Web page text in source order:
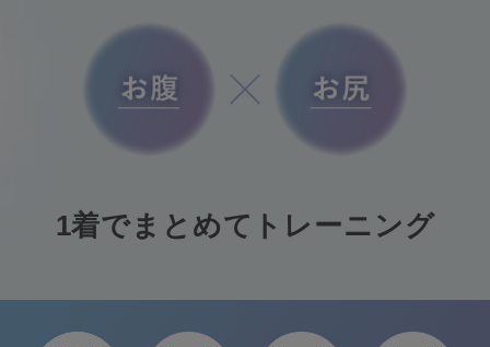
1着でまとめてトレーニング